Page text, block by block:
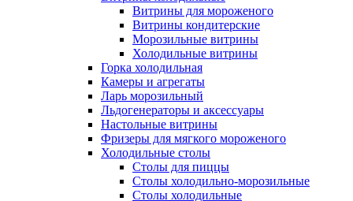
Витрины для мороженого
Витрины кондитерские
Морозильные витрины
Холодильные витрины
Горка холодильная
Камеры и агрегаты
Ларь морозильный
Льдогенераторы и аксессуары
Настольные витрины
Фризеры для мягкого мороженого
Холодильные столы
Столы для пиццы
Столы холодильно-морозильные
Столы холодильные